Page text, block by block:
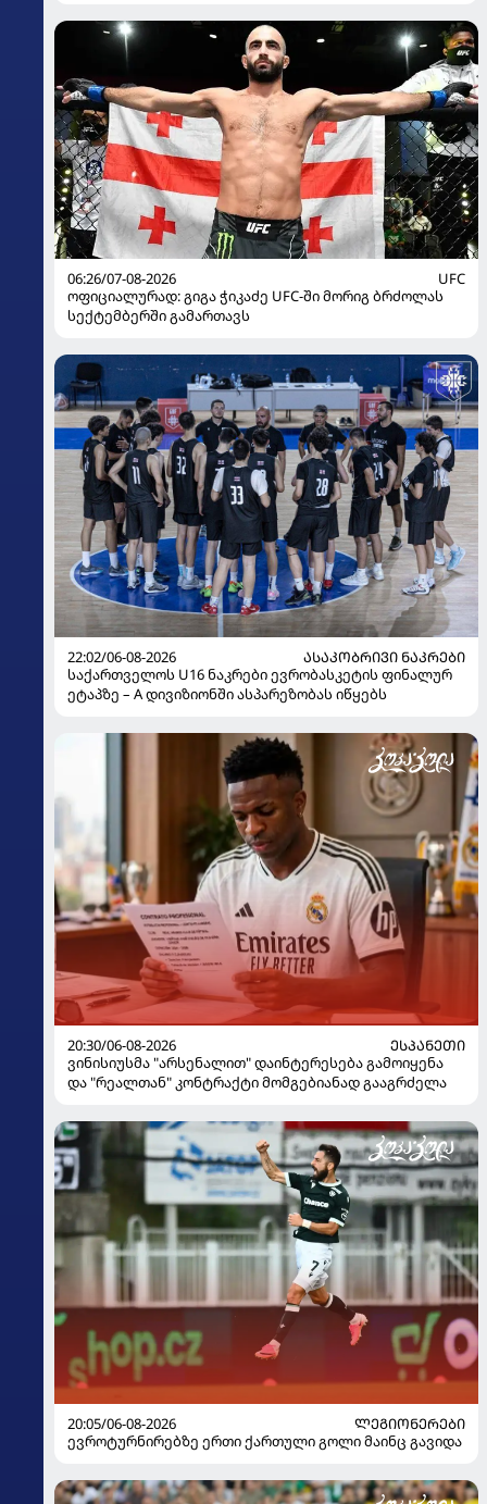
06:26/07-08-2026
UFC
ოფიციალურად: გიგა ჭიკაძე UFC-ში მორიგ ბრძოლას
სექტემბერში გამართავს
22:02/06-08-2026
ᲐᲡᲐᲙᲝᲑᲠᲘᲕᲘ ᲜᲐᲙᲠᲔᲑᲘ
საქართველოს U16 ნაკრები ევრობასკეტის ფინალურ
ეტაპზე – A დივიზიონში ასპარეზობას იწყებს
20:30/06-08-2026
ᲔᲡᲞᲐᲜᲔᲗᲘ
ვინისიუსმა "არსენალით" დაინტერესება გამოიყენა
და "რეალთან" კონტრაქტი მომგებიანად გააგრძელა
20:05/06-08-2026
ᲚᲔᲒᲘᲝᲜᲔᲠᲔᲑᲘ
ევროტურნირებზე ერთი ქართული გოლი მაინც გავიდა